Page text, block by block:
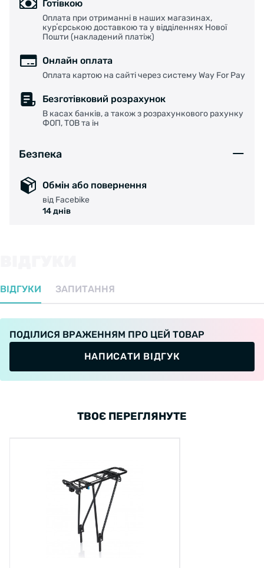
Готівкою
Оплата при отриманні в наших магазинах,
курʼєрською доставкою та у відділеннях Нової
Пошти (накладений платіж)
Онлайн оплата
Оплата картою на сайті через систему Way For Pay
Безготівковий розрахунок
В касах банків, а також з розрахункового рахунку
ФОП, ТОВ та ін
Безпека
Обмін або повернення
від Facebike
14 днів
ВІДГУКИ ЗАПИТАННЯ
ПОДІЛИСЯ ВРАЖЕННЯМ ПРО ЦЕЙ ТОВАР
НАПИСАТИ ВІДГУК
ТВОЄ ПЕРЕГЛЯНУТЕ